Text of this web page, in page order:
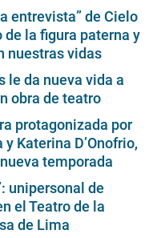
entrevista” de Cielo
la figura paterna y
nuestras vidas
le da nueva vida a
obra de teatro
protagonizada por
Katerina D’Onofrio,
temporada
unipersonal de
el Teatro de la
de Lima